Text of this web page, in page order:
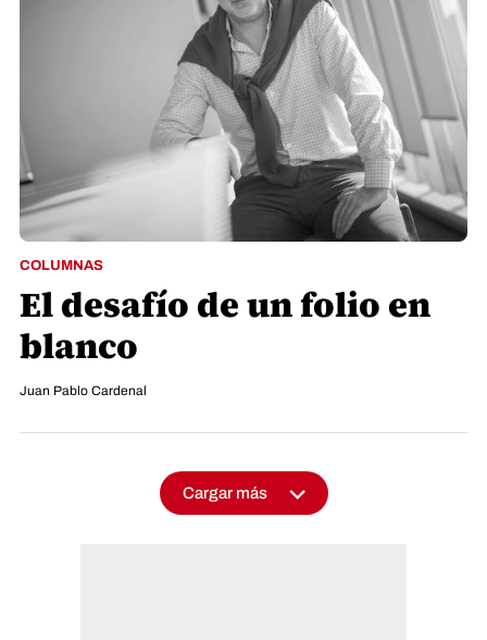
COLUMNAS
El desafío de un folio en
blanco
Juan Pablo Cardenal
Cargar más